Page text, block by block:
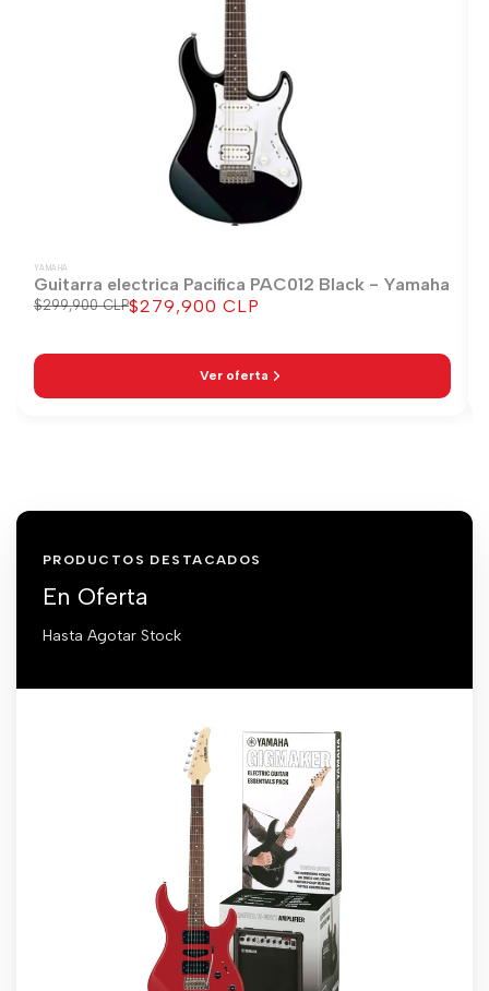
YAMAHA
Guitarra electrica Pacifica PAC012 Black - Yamaha
Precio
$299,900 CLPPrecio
$279,900 CLP
Ver oferta
PRODUCTOS DESTACADOS
En Oferta
Hasta Agotar Stock